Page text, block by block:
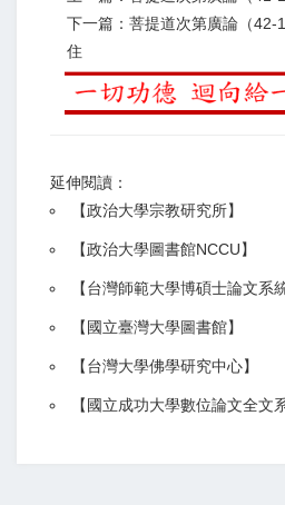
下一篇：菩提道次第廣論（42-
住
延伸閱讀：
【政治大學宗教研究所】
【政治大學圖書館NCCU】
【台灣師範大學博碩士論文系
【 國立臺灣大學圖書館】
【台灣大學佛學研究中心】
【 國立成功大學數位論文全文